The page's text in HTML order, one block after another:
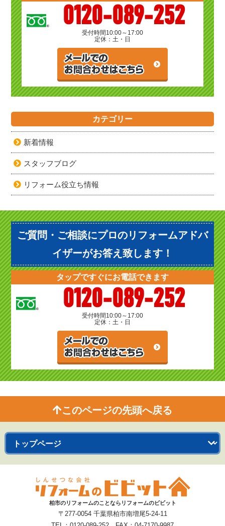
0120-089-252
受付時間10:00～17:00
定休：土・日
カテゴリー
新着情報
スタッフブログ
リフォーム役立ち情報
ご質問・ご相談にプロのリフォームアドバ
イザーがお答え致します！
タップですぐにお電話できます
0120-089-252
受付時間 10:00～17:00
定休：土・日
このページの先頭へ戻る
柏市のリフォームのことならリフォームのビビット
〒277-0054 千葉県柏市南増尾5-24-11